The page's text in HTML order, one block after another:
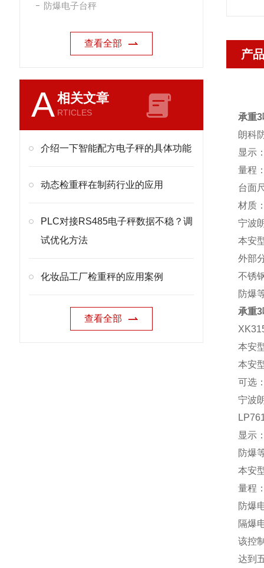
防爆电子台秤
查看全部
A相关文章
RTICLES
介绍一下智能配方电子秤的具体功能
动态检重秤在制药行业的应用
PLC对接RS485电子秤数据不稳？调
试优化方法
化妆品工厂检重秤的应用案例
查看全部
产
承重
朗科
显示
量程
台面
材质
宁波
本安
外部
不锈
防爆
承重
本安
本安
可选
宁波
显示
防爆
本安
量程
防爆
隔爆
该控
达到